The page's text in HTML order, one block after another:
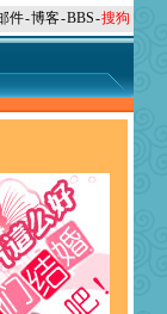
件-博客-BBS-搜狗